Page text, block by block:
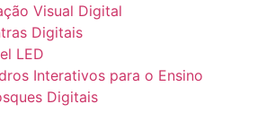
Visual Digital
Digitais
LED
Interativos para o Ensino
Digitais